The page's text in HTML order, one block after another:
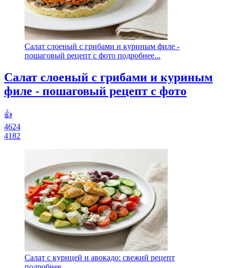
Салат слоеный с грибами и куриным филе -
пошаговый рецепт с фото подробнее...
Салат слоеный с грибами и куриным
филе - пошаговый рецепт с фото
👍
4624
4182
Салат с курицей и авокадо: свежий рецепт